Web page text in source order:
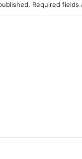
Required fields